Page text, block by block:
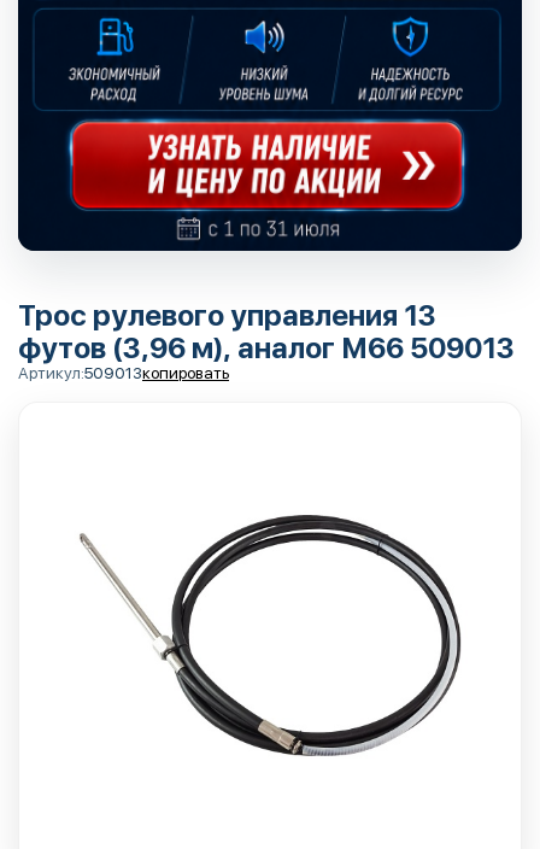
Трос рулевого управления 13
футов (3,96 м), аналог М66 509013
Артикул:509013копировать